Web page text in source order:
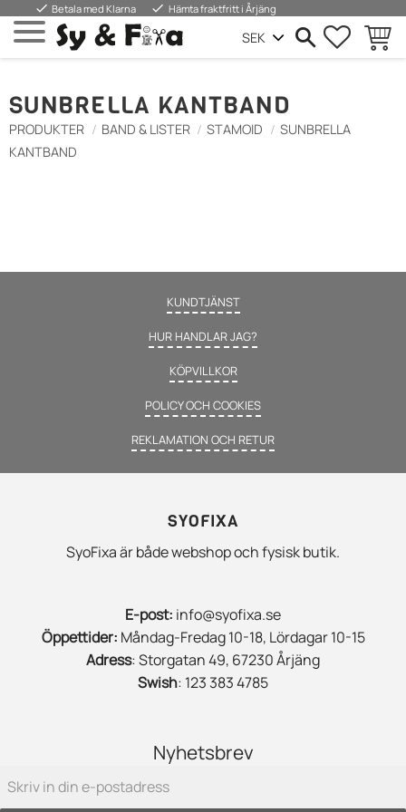
Meny
done Betala med Klarna done Hämta fraktfritt i Årjäng
SUNBRELLA KANTBAND
PRODUKTER BAND & LISTER STAMOID
SUNBRELLA
KANTBAND
KUNDTJÄNST
HUR HANDLAR JAG?
KÖPVILLKOR
POLICY OCH COOKIES
REKLAMATION OCH RETUR
SYOFIXA
SyoFixa är både webshop och fysisk butik.
E-post: info@syofixa.se
Öppettider: Måndag-Fredag 10-18, Lördagar 10-15
Adress: Storgatan 49, 67230 Årjäng
Swish: 123 383 4785
Nyhetsbrev